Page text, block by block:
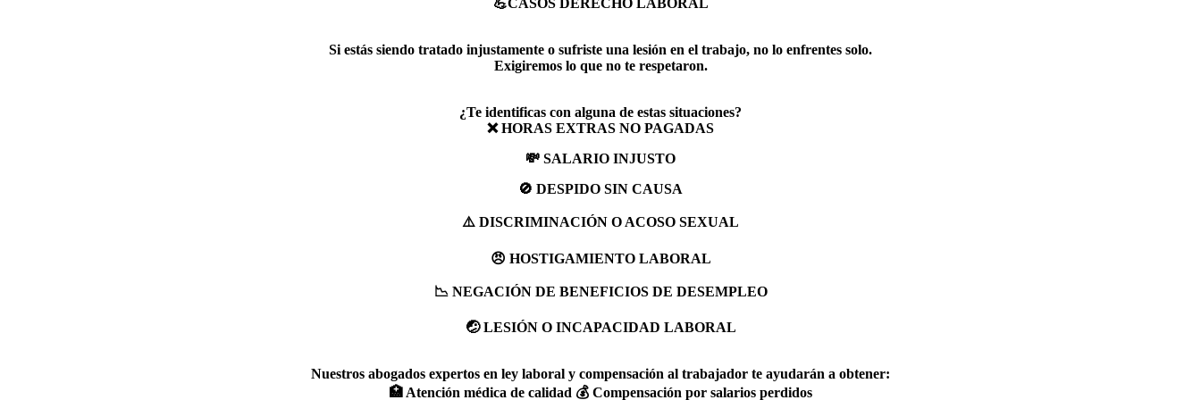
Si estás siendo tratado injustamente o sufriste una lesión en el trabajo, no lo enfrentes solo.
Exigiremos lo que no te respetaron.
¿Te identificas con alguna de estas situaciones?
❌ HORAS EXTRAS NO PAGADAS
💸 SALARIO INJUSTO
🚫 DESPIDO SIN CAUSA
⚠️ DISCRIMINACIÓN O ACOSO SEXUAL
😠 HOSTIGAMIENTO LABORAL
📉 NEGACIÓN DE BENEFICIOS DE DESEMPLEO
🤕 LESIÓN O INCAPACIDAD LABORAL
Nuestros abogados expertos en ley laboral y compensación al trabajador te ayudarán a obtener:
🏥 Atención médica de calidad 💰 Compensación por salarios perdidos